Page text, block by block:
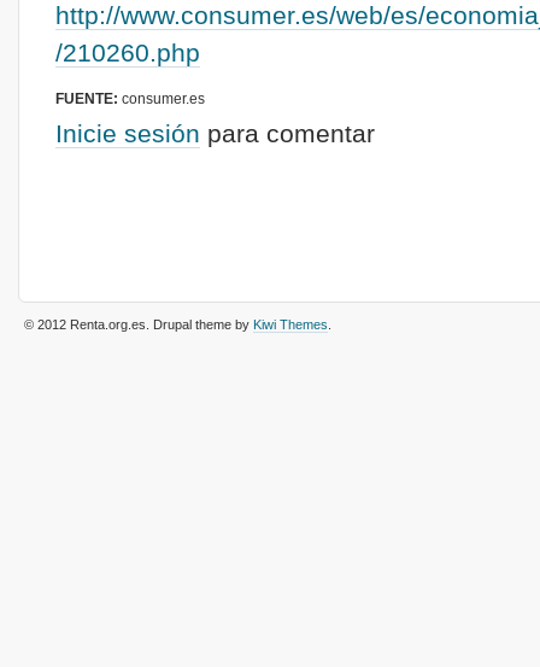
http://www.consumer.es/web/es/
/210260.php
FUENTE: consumer.es
Inicie sesión para comentar
© 2012 Renta.org.es . Drupal theme by Kiwi Themes